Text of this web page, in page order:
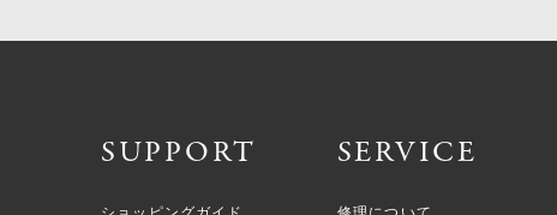
SUPPORT
ショッピングガイド
SERVICE
修理について